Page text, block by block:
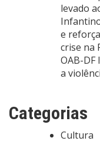
levado
e
crise na
OAB-
a
Categorias
Cultura